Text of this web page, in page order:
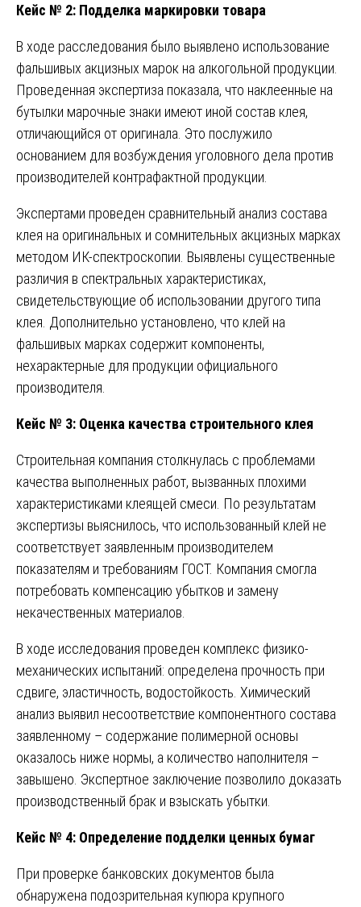
Кейс № 2: Подделка маркировки товара
В ходе расследования было выявлено использование
фальшивых акцизных марок на алкогольной продукции.
Проведенная экспертиза показала, что наклеенные на
бутылки марочные знаки имеют иной состав клея,
отличающийся от оригинала. Это послужило
основанием для возбуждения уголовного дела против
производителей контрафактной продукции.
Экспертами проведен сравнительный анализ состава
клея на оригинальных и сомнительных акцизных марках
методом ИК-спектроскопии. Выявлены существенные
различия в спектральных характеристиках,
свидетельствующие об использовании другого типа
клея. Дополнительно установлено, что клей на
фальшивых марках содержит компоненты,
нехарактерные для продукции официального
производителя.
Кейс № 3: Оценка качества строительного клея
Строительная компания столкнулась с проблемами
качества выполненных работ, вызванных плохими
характеристиками клеящей смеси. По результатам
экспертизы выяснилось, что использованный клей не
соответствует заявленным производителем
показателям и требованиям ГОСТ. Компания смогла
потребовать компенсацию убытков и замену
некачественных материалов.
В ходе исследования проведен комплекс физико-
механических испытаний: определена прочность при
сдвиге, эластичность, водостойкость. Химический
анализ выявил несоответствие компонентного состава
заявленному – содержание полимерной основы
оказалось ниже нормы, а количество наполнителя –
завышено. Экспертное заключение позволило доказать
производственный брак и взыскать убытки.
Кейс № 4: Определение подделки ценных бумаг
При проверке банковских документов была
обнаружена подозрительная купюра крупного